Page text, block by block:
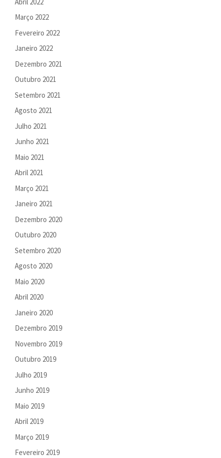
Março 2022
Fevereiro 2022
Janeiro 2022
Dezembro 2021
Outubro 2021
Setembro 2021
Agosto 2021
Julho 2021
Junho 2021
Maio 2021
Abril 2021
Março 2021
Janeiro 2021
Dezembro 2020
Outubro 2020
Setembro 2020
Agosto 2020
Maio 2020
Abril 2020
Janeiro 2020
Dezembro 2019
Novembro 2019
Outubro 2019
Julho 2019
Junho 2019
Maio 2019
Abril 2019
Março 2019
Fevereiro 2019